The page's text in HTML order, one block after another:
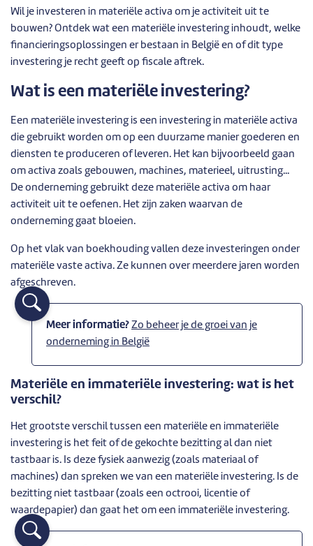
Wil je investeren in materiële activa om je activiteit uit te
bouwen? Ontdek wat een materiële investering inhoudt, welke
financieringsoplossingen er bestaan in België en of dit type
investering je recht geeft op fiscale aftrek.
Wat is een materiële investering?
Een materiële investering is een investering in materiële activa
die gebruikt worden om op een duurzame manier goederen en
diensten te produceren of leveren. Het kan bijvoorbeeld gaan
om activa zoals gebouwen, machines, materieel, uitrusting...
De onderneming gebruikt deze materiële activa om haar
activiteit uit te oefenen. Het zijn zaken waarvan de
onderneming gaat bloeien.
Op het vlak van boekhouding vallen deze investeringen onder
materiële vaste activa. Ze kunnen over meerdere jaren worden
afgeschreven.
Meer informatie? Zo beheer je de groei van je
onderneming in België
Materiële en immateriële investering: wat is het
verschil?
Het grootste verschil tussen een materiële en immateriële
investering is het feit of de gekochte bezitting al dan niet
tastbaar is. Is deze fysiek aanwezig (zoals materiaal of
machines) dan spreken we van een materiële investering. Is de
bezitting niet tastbaar (zoals een octrooi, licentie of
waardepapier) dan gaat het om een immateriële investering.